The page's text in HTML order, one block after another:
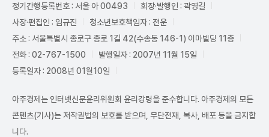
정기간행등록번호 : 서울 아 00493
회장·발행인 : 곽영길
사장·편집인 : 임규진
청소년보호책임자 : 전운
주소 : 서울특별시 종로구 종로 1길 42(수송동 146-1) 이마빌딩 11층
전화 : 02-767-1500
발행일자 : 2007년 11월 15일
등록일자 : 2008년 01월10일
아주경제는 인터넷신문윤리위원회 윤리강령을 준수합니다. 아주경제의 모든
콘텐츠(기사)는 저작권법의 보호를 받으며, 무단전재, 복사, 배포 등을 금지합
니다.